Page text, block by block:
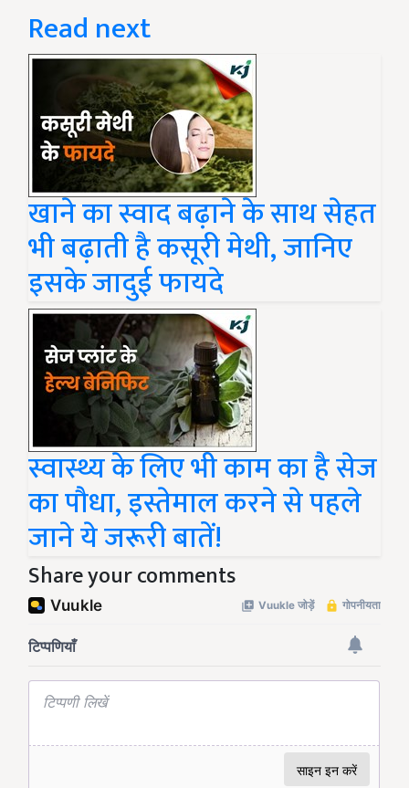
Read next
खाने का स्वाद बढ़ाने के साथ सेहत
भी बढ़ाती है कसूरी मेथी, जानिए
इसके जादुई फायदे
स्वास्थ्य के लिए भी काम का है सेज
का पौधा, इस्तेमाल करने से पहले
जाने ये जरूरी बातें!
Share your comments